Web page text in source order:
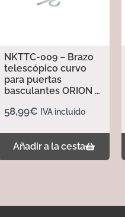
NKTTC-009 – Brazo
telescópico curvo
para puertas
basculantes ORION –
58,99€ IVA incluido
Añadir a la cesta